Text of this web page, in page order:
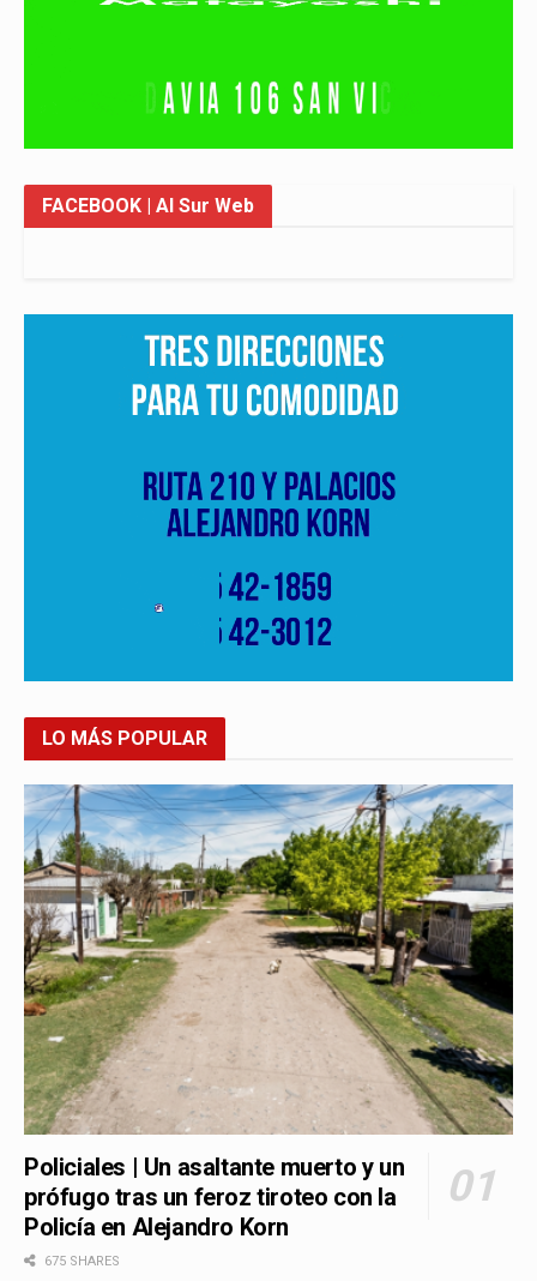
FACEBOOK | Al Sur Web
LO MÁS POPULAR
Policiales | Un asaltante muerto y un
prófugo tras un feroz tiroteo con la
Policía en Alejandro Korn
675 SHARES